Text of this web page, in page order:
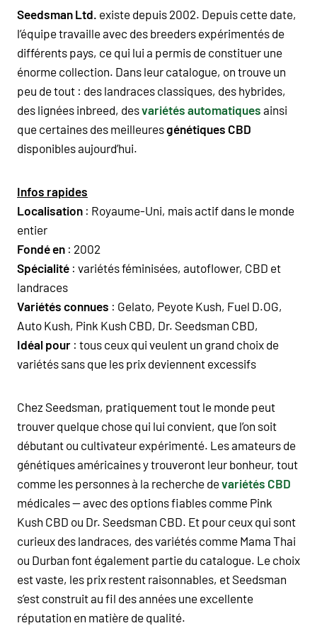
Seedsman Ltd. existe depuis 2002. Depuis cette date,
l’équipe travaille avec des breeders expérimentés de
différents pays, ce qui lui a permis de constituer une
énorme collection. Dans leur catalogue, on trouve un
peu de tout : des landraces classiques, des hybrides,
des lignées inbreed, desvariétés automatiques ainsi
que certaines des meilleuresgénétiques CBD
disponibles aujourd’hui.
Infos rapides
Localisation : Royaume-Uni, mais actif dans le monde
entier
Fondé en : 2002
Spécialité : variétés féminisées, autoflower, CBD et
landraces
Variétés connues : Gelato, Peyote Kush, Fuel D.OG,
Auto Kush, Pink Kush CBD, Dr. Seedsman CBD,
Idéal pour : tous ceux qui veulent un grand choix de
variétés sans que les prix deviennent excessifs
Chez Seedsman, pratiquement tout le monde peut
trouver quelque chose qui lui convient, que l’on soit
débutant ou cultivateur expérimenté. Les amateurs de
génétiques américaines y trouveront leur bonheur, tout
comme les personnes à la recherche devariétés CBD
médicales — avec des options fiables comme Pink
Kush CBD ou Dr. Seedsman CBD. Et pour ceux qui sont
curieux des landraces, des variétés comme Mama Thai
ou Durban font également partie du catalogue. Le choix
est vaste, les prix restent raisonnables, et Seedsman
s’est construit au fil des années une excellente
réputation en matière de qualité.